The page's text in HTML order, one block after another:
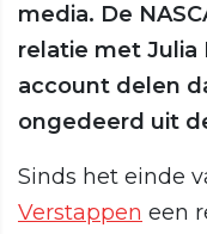
media. De
relatie met Julia
account delen
ongedeerd uit
Sinds het einde
Verstappen een